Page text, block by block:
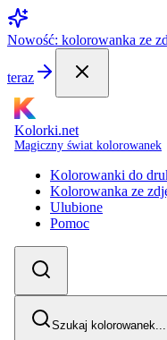
Nowość: kolorowanka ze
teraz
Kolorki.net
Magiczny świat kolorowanek
Kolorowanki do
Kolorowanka ze
Ulubione
Pomoc
Szukaj kolorowanek...